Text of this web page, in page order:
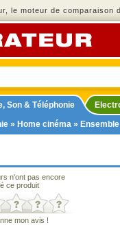
le moteur de comparaison
Son & Téléphonie
» Home cinéma »
n'ont pas encore
ce produit
mon avis !